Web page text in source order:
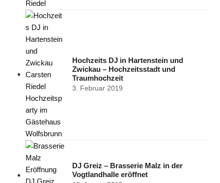
Hochzeits DJ in Hartenstein und
Zwickau – Hochzeitsstadt und
Traumhochzeit
3. Februar 2019
DJ Greiz – Brasserie Malz in der
Vogtlandhalle eröffnet